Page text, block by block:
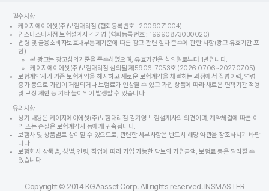
필수사항
케이지에이에셋(주)보험대리점 (협회등록번호 : 2009071004)
인스마스터지점 보험설계사 김기영 (협회등록번호 : 19990873030020)
법령 및 금융소비자보호내부통제기준에 따른 광고 관련 절차 준수에 관한 사항(광고 유효기간 포
함)
본 광고는 광고심의기준을 준수하였으며, 유효기간은 심의일로부터 1년입니다.
케이지에이에셋(주)보험대리점 심의필 제5906-7053호 (2026.07.06~2027.07.05)
보험계약자가 기존 보험계약을 해지하고 새로운 보험계약을 체결하는 과정에서 질병이력, 연령
증가 등으로 가입이 거절되거나 보험료가 인상될 수 있고 가입 상품에 따라 새로운 면책기간 적용
및 보장 제한 등 기타 불이익이 발생할 수 있습니다.
유의사항
상기 내용은 케이지에이에셋(주)보험대리점 김기영 보험설계사의 의견이며, 계약체결에 따른 이
익 또는 손실은 보험계약자 등에게 귀속됩니다.
보험사 및 상품별로 상이할 수 있으므로, 관련한 세부사항은 반드시 해당 약관을 참조하시기 바랍
니다.
보험회사 상품별, 성별, 연령, 직업에 따라 가입 가능한 담보와 가입금액, 보험료 등은 달라질 수
있습니다.
Copyright © 2014 KGAasset Corp. All rights reserved. INSMASTER